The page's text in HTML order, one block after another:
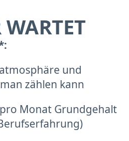
und
zählen kann
Monat Grundgehalt